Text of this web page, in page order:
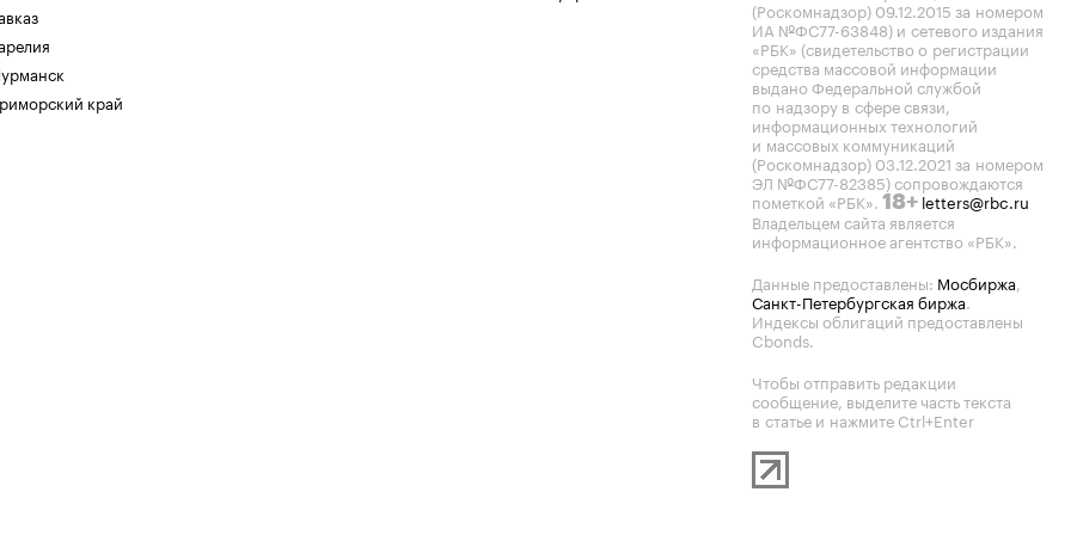
край
(Роскомнадзор) 09.12.2015 за номером
ИА №ФС77-63848) и сетевого издания
«РБК» (свидетельство о регистрации
средства массовой информации
выдано Федеральной службой
по надзору в сфере связи,
информационных технологий
и массовых коммуникаций
(Роскомнадзор) 03.12.2021 за номером
ЭЛ №ФС77-82385) сопровождаются
пометкой «РБК». 18+ letters@rbc.ru
Владельцем сайта является
информационное агентство «РБК».
Данные предоставлены: Мосбиржа,
Санкт-Петербургская биржа.
Индексы облигаций предоставлены
Cbonds.
Чтобы отправить редакции
сообщение, выделите часть текста
в статье и нажмите Ctrl+Enter